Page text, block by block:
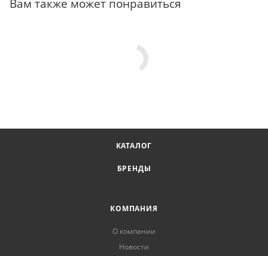
Вам также может понравиться
КАТАЛОГ
БРЕНДЫ
КОМПАНИЯ
О компании
Новости